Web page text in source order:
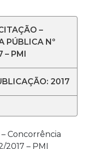
–
PÚBLICA Nº
– PMI
2017
Concorrência
2017 – PMI